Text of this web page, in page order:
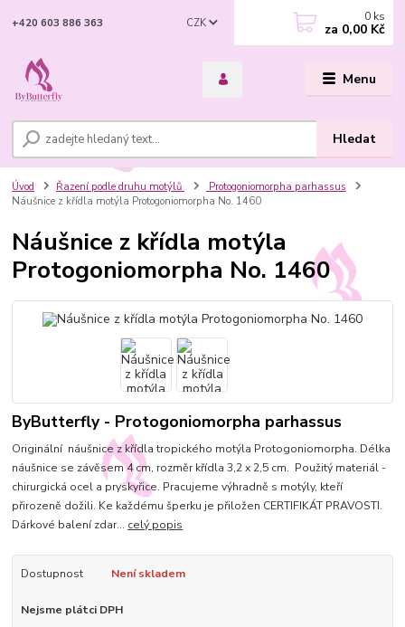
Menu
CZK
Hledat
+420 603 886 363 0 ks
za 0,00 Kč
Úvod Řazení podle druhu motýlů
Protogoniomorpha parhassus
Náušnice z křídla motýla Protogoniomorpha No. 1460
Náušnice z křídla motýla
Protogoniomorpha No. 1460
ByButterfly - Protogoniomorpha parhassus
Originální náušnice z křídla tropického motýla Protogoniomorpha. Délka
náušnice se závěsem 4 cm, rozměr křídla 3,2 x 2,5 cm. Použitý materiál -
chirurgická ocel a pryskyřice. Pracujeme výhradně s motýly, kteří
přirozeně dožili. Ke každému šperku je přiložen CERTIFIKÁT PRAVOSTI.
Dárkové balení zdar... celý popis
Dostupnost Není skladem
Nejsme plátci DPH